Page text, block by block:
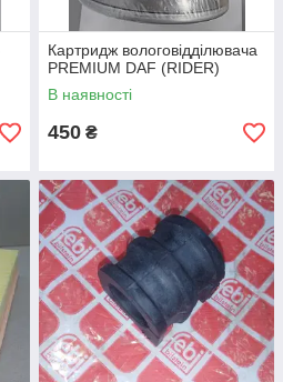
Картридж вологовідділювача
PREMIUM DAF (RIDER)
В наявності
450 ₴